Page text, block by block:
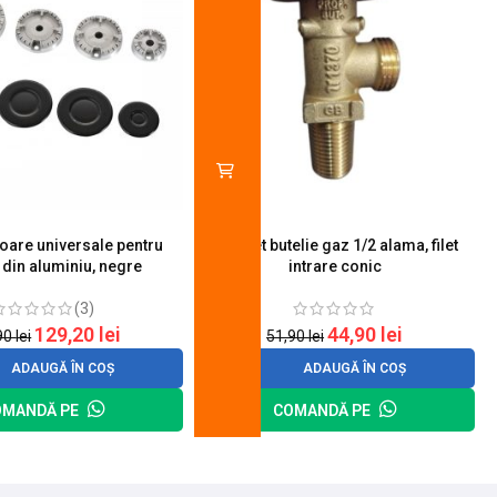
universale pentru
aluminiu, negre
(3)
lei 129,20 lei
ADAUGĂ ÎN COȘ
PE
Robinet butelie gaz 1/2 alama, filet
intrare conic
51,90lei44,90 lei
ADAUGĂ ÎN COȘ
COMANDĂ PE